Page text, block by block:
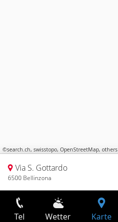
©search.ch, swisstopo, OpenStreetMap, others
Via S. Gottardo
6500 Bellinzona
Tel Wetter Karte